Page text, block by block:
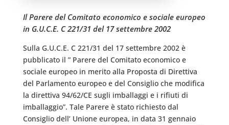
Il Parere del Comitato economico e sociale europeo
in G.U.C.E. C 221/31 del 17 settembre 2002
Sulla G.U.C.E. C 221/31 del 17 settembre 2002 è
pubblicato il ” Parere del Comitato economico e
sociale europeo in merito alla Proposta di Direttiva
del Parlamento europeo e del Consiglio che modifica
la direttiva 94/62/CE sugli imballaggi e i rifiuti di
imballaggio”. Tale Parere è stato richiesto dal
Consiglio dell’ Unione europea, in data 31 gennaio